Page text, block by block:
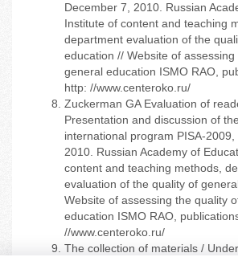
December 7, 2010. Russian
Institute of content and teaching
department evaluation of the
education // Website of
general education ISMO RAO,
http: //www.centeroko.ru/
Zuckerman GA Evaluation of
Presentation and discussion of
international program PISA-
2010. Russian Academy of
content and teaching methods,
evaluation of the quality of
Website of assessing the quality
education ISMO RAO,
//www.centeroko.ru/
The collection of materials /